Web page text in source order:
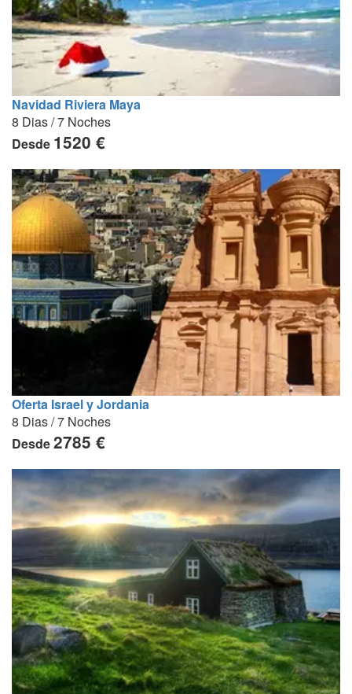
Navidad Riviera Maya
8 Dias / 7 Noches
Desde 1520 €
Oferta Israel y Jordania
8 Dias / 7 Noches
Desde2785 €